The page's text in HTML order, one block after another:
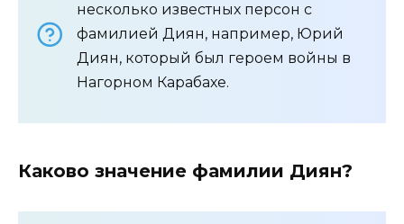
несколько известных персон с
фамилией Диян, например, Юрий
Диян, который был героем войны в
Нагорном Карабахе.
Каково значение фамилии Диян?